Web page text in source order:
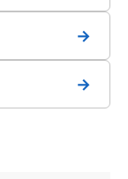
→
→